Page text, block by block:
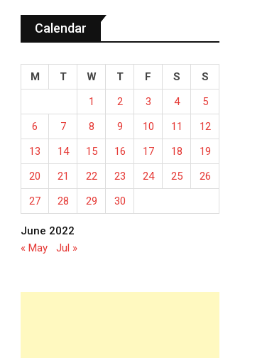
Calendar
June 2022
M T W T F S
S
1
2 3 4
5
6
7 8 9 10 11
12
13
14 15 16 17 18
19
20
21 22 23 24 25
26
27
28 29 30
« May Jul »